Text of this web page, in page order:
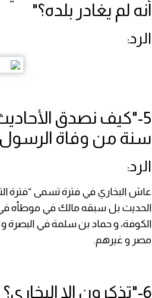
أنه لم يغادر بلده؟"
الرد:
سنة من وفاة
الرد:
عاش البخاري في فترة تسمى “فترة
الحديث بل سبقه مالك في موطأه في
الكوفة، و حماد بن سلمة في البصرة
مصر و غيرهم.
6-"تذكرون الا